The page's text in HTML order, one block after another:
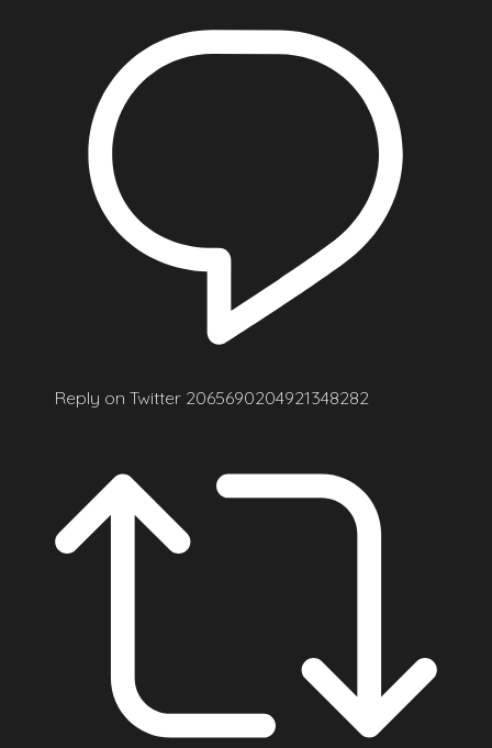
Reply on Twitter 2065690204921348282